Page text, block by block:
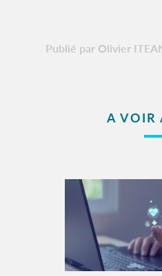
Publié par Olivier
A VOIR